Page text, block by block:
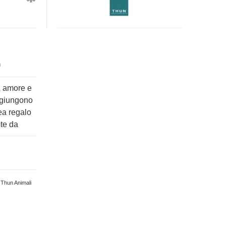
amore e
regalo
da
Animali